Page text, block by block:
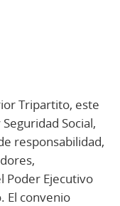
Tripartito, este
Social,
responsabilidad,
Poder Ejecutivo
El convenio